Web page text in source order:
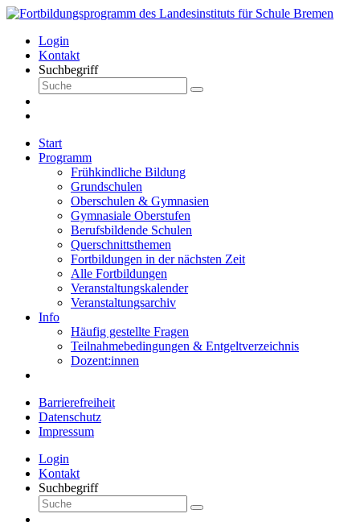
Login
Kontakt
Suchbegriff
Start
Programm
Frühkindliche Bildung
Grundschulen
Oberschulen & Gymnasien
Gymnasiale Oberstufen
Berufsbildende Schulen
Querschnittsthemen
Fortbildungen in der nächsten Zeit
Alle Fortbildungen
Veranstaltungskalender
Veranstaltungsarchiv
Info
Häufig gestellte Fragen
Teilnahmebedingungen & Entgeltverzeichnis
Dozent:innen
Barrierefreiheit
Datenschutz
Impressum
Login
Kontakt
Suchbegriff